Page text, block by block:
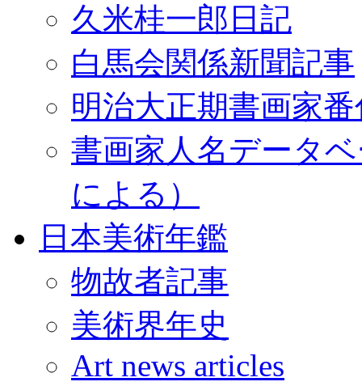
久米桂一郎日記
白馬会関係新聞記事
明治大正期書画家
書画家人名データ
による）
日本美術年鑑
物故者記事
美術界年史
Art news articles